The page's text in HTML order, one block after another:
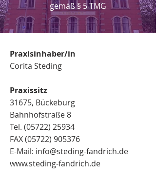
gemäß § 5 TMG
Praxisinhaber/in
Corita Steding
Praxissitz
31675, Bückeburg
Bahnhofstraße 8
Tel. (05722) 25934
FAX (05722) 905376
E-Mail: info@steding-fandrich.de
www.steding-fandrich.de